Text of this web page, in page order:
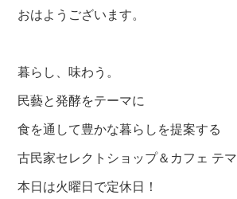
おはようございます。
暮らし、味わう。
民藝と発酵をテーマに
食を通して豊かな暮らしを提案する
古民家セレクトショップ＆カフェ テ
本日は火曜日で定休日！